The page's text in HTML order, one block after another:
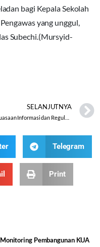
bagi Kepala Sekolah
yang unggul,
Subechi.(Mursyid-
SELANJUTNYA
Telegram
Print
Pembangunan KUA